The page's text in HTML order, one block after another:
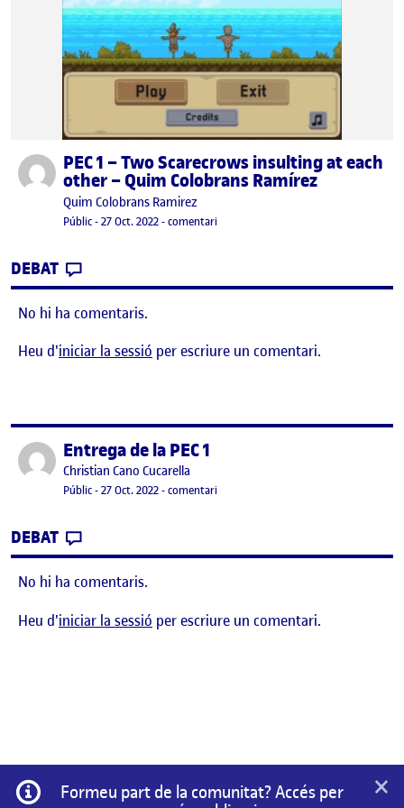
Publicat perPEC 1 – Two Scarecrows insulting at each
other – Quim Colobrans Ramírez
Publicat per
Quim Colobrans Ramirez
Visibilitat:
Públic-Data de publicació
27 Oct. 202228 gener, 2023 9:47 am
-comentariel PEC 1 – Two Scarecrows insulting
DEBAT
No hi ha comentaris.
Heu d'iniciar la sessió per escriure un comentari.
Publicat perEntrega de la PEC 1
Publicat per
Christian Cano Cucarella
Visibilitat:
Públic-Data de publicació
27 Oct. 2022-comentariel Entrega de la PEC 1
DEBAT
No hi ha comentaris.
Heu d'iniciar la sessió per escriure un comentari.
Informació
Formeu part de la comunitat? Accés per
×